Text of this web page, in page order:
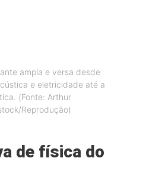
ampla e versa desde
e eletricidade até a
(Fonte: Arthur
Reprodução)
de física do